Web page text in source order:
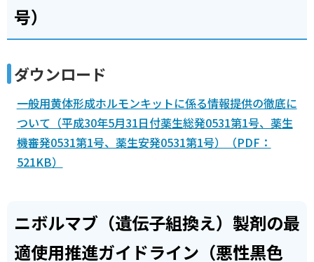
号）
ダウンロード
一般用黄体形成ホルモンキットに係る情報提供の徹底に
ついて（平成30年5月31日付薬生総発0531第1号、薬生
機審発0531第1号、薬生安発0531第1号）（PDF：
521KB）
ニボルマブ（遺伝子組換え）製剤の最
適使用推進ガイドライン（悪性黒色